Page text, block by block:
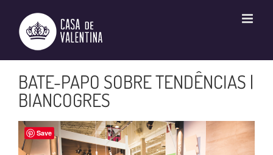
conteúdo
BATE-PAPO SOBRE TENDÊNCIAS |
BIANCOGRES
Save